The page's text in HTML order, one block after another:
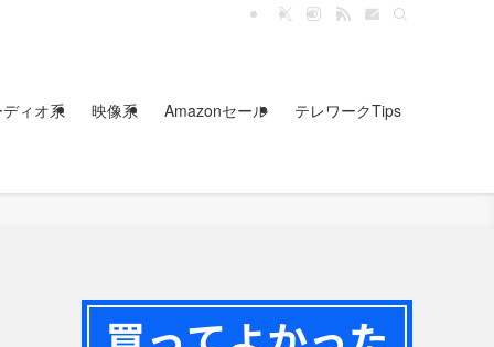
ィオ系 映像系 Amazonセール テレワークTips